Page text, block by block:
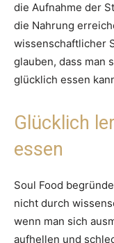
die Aufnahme der
die Nahrung
wissenschaftlicher
glauben, dass man
glücklich essen
Glücklich
essen
Soul Food
nicht durch
wenn man sich
aufhellen und